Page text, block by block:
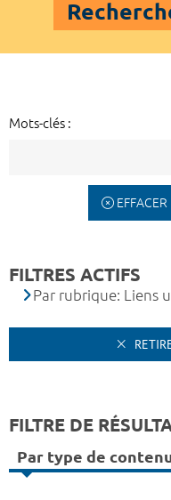
Mots-clés :
EFFACER
FILTRES ACTIFS
Par rubrique: Liens
FILTRE DE
Par type de